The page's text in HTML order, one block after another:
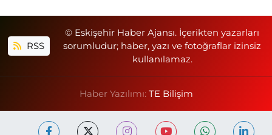
RSS
© Eskişehir Haber Ajansı. İçerikten yazarları
sorumludur; haber, yazı ve fotoğraflar izinsiz
kullanılamaz.
Haber Yazılımı: TE Bilişim